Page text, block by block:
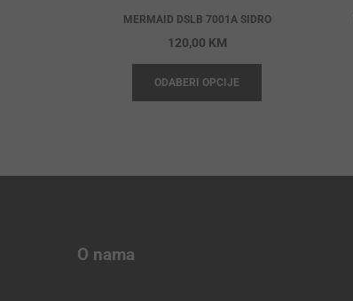
MERMAID DSLB 7001A SIDRO
120,00 KM
ODABERI OPCIJE
O nama